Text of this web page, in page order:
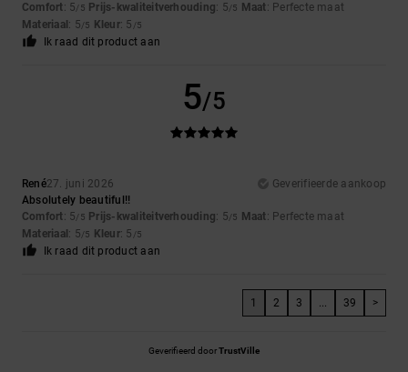
Comfort: 5/5 Prijs-kwaliteitverhouding: 5/5 Maat: Perfecte maat
Materiaal : 5/5 Kleur: 5 /5
Ik raad dit product aan
5/5
René27. juni 2026
Geverifieerde aankoop
Absolutely beautiful!!
Comfort: 5/5 Prijs-kwaliteitverhouding: 5/5 Maat: Perfecte maat
Materiaal : 5/5 Kleur: 5 /5
Ik raad dit product aan
1 2 3 ... 39 >
Geverifieerd doorTrustVille